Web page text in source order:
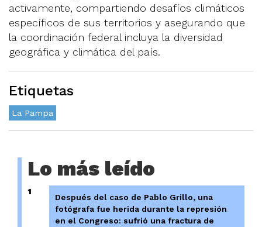
activamente, compartiendo desafíos climáticos
específicos de sus territorios y asegurando que
la coordinación federal incluya la diversidad
geográfica y climática del país.
Etiquetas
La Pampa
Lo más leído
1
Después del caso de Pablo Grillo, una
fotógrafa fue herida durante la represión
en el Congreso: sufrió una fractura de